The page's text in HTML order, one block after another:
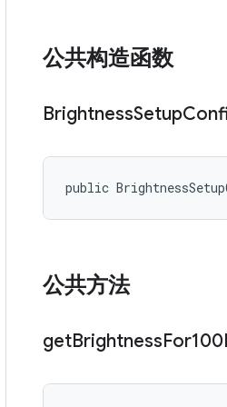
公共构造函数
BrightnessSetup
public
公共方法
getBrightness